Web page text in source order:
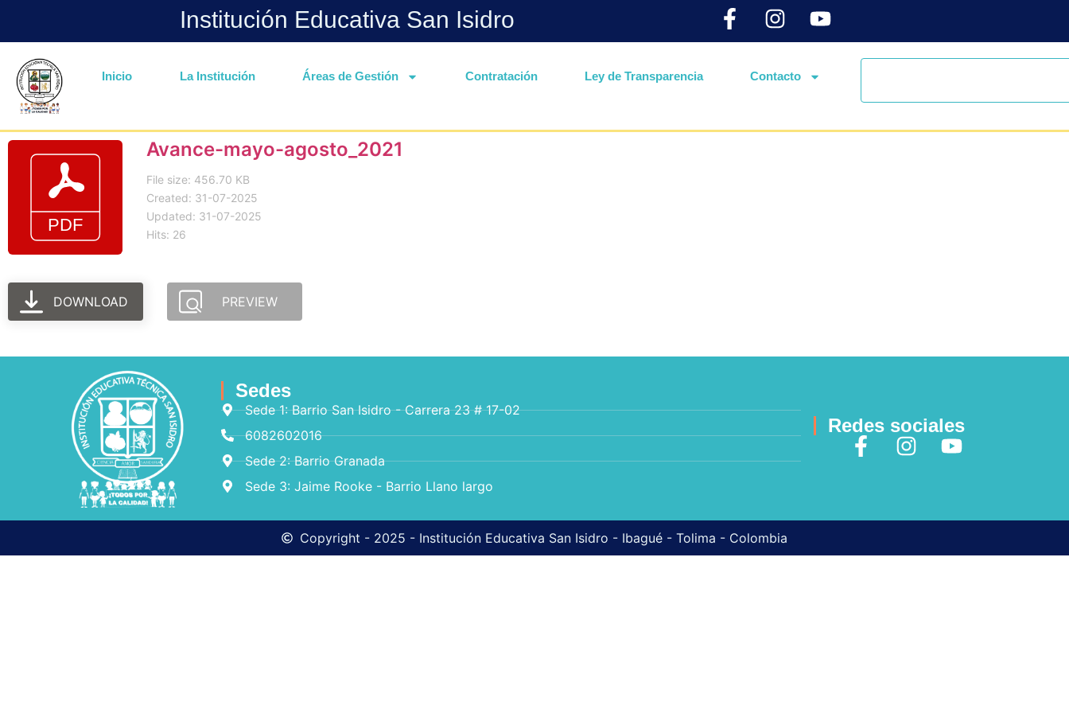
Institución Educativa San Isidro
Inicio La Institución Áreas de Gestión Contratación Ley de Transparencia Contacto
Avance-mayo-agosto_2021
File size: 456.70 KB
Created: 31-07-2025
Updated: 31-07-2025
Hits: 26
DOWNLOAD PREVIEW
Sedes
Sede 1: Barrio San Isidro - Carrera 23 # 17-02
6082602016
Sede 2: Barrio Granada
Sede 3: Jaime Rooke - Barrio Llano largo
Redes sociales
Copyright - 2025 - Institución Educativa San Isidro - Ibagué - Tolima - Colombia